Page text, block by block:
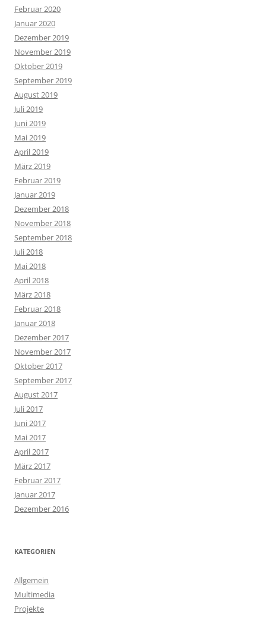
Februar 2020
Januar 2020
Dezember 2019
November 2019
Oktober 2019
September 2019
August 2019
Juli 2019
Juni 2019
Mai 2019
April 2019
März 2019
Februar 2019
Januar 2019
Dezember 2018
November 2018
September 2018
Juli 2018
Mai 2018
April 2018
März 2018
Februar 2018
Januar 2018
Dezember 2017
November 2017
Oktober 2017
September 2017
August 2017
Juli 2017
Juni 2017
Mai 2017
April 2017
März 2017
Februar 2017
Januar 2017
Dezember 2016
KATEGORIEN
Allgemein
Multimedia
Projekte